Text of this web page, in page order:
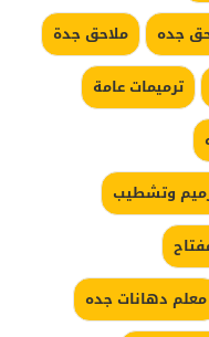
جده
ملاحق جدة
ترميمات عامة
وتشطيب
معلم دهانات جده